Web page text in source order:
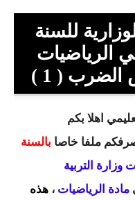
السنة الخامسة ابتدائي
التعليم الابتدائي
القسم
المتوسط
الاولى متوسط
الثانية متوسط
للسنة
في الرياضيات
( 1 )
اهلا بكم
ملفا خاصا بالسنة
وزارة التربية
مادة الرياضيات ، هذه